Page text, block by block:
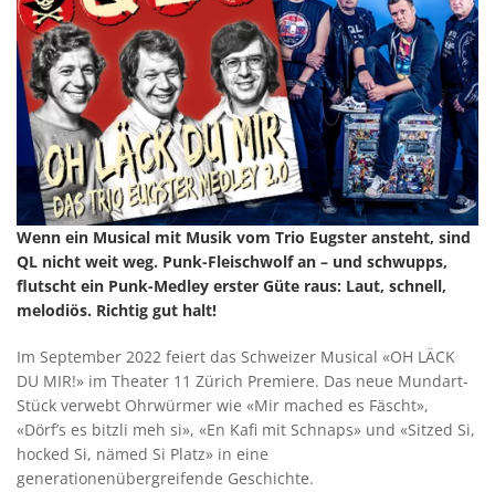
Wenn ein Musical mit Musik vom Trio Eugster ansteht, sind
QL nicht weit weg. Punk-Fleischwolf an – und schwupps,
flutscht ein Punk-Medley erster Güte raus: Laut, schnell,
melodiös. Richtig gut halt!
Im September 2022 feiert das Schweizer Musical «OH LÄCK
DU MIR!» im Theater 11 Zürich Premiere. Das neue Mundart-
Stück verwebt Ohrwürmer wie «Mir mached es Fäscht»,
«Dörf’s es bitzli meh si», «En Kafi mit Schnaps» und «Sitzed Si,
hocked Si, nämed Si Platz» in eine
generationenübergreifende Geschichte.